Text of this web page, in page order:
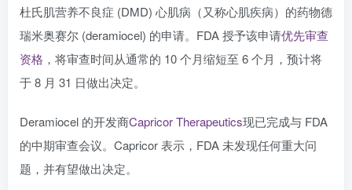
杜氏肌营养不良症 (DMD) 心肌病（又称心肌疾病）的药物德
瑞米奥赛尔 (deramiocel) 的申请。FDA 授予该申请优先审查
资格 ，将审查时间从通常的 10 个月缩短至 6 个月，预计将
于 8 月 31 日做出决定。
Deramiocel 的开发商Capricor Therapeutics现已完成与 FDA
的中期审查会议。Capricor 表示，FDA 未发现任何重大问
题，并有望做出决定。